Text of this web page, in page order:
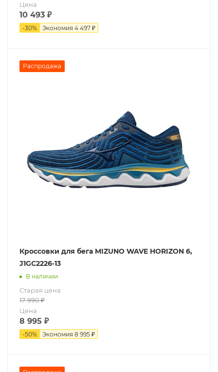
Цена
10 493 ₽
-30% Экономия 4 497 ₽
Распродажа
Кроссовки для бега MIZUNO WAVE HORIZON 6,
J1GC2226-13
В наличии
Старая цена
17 990₽
Цена
8 995 ₽
-50% Экономия 8 995 ₽